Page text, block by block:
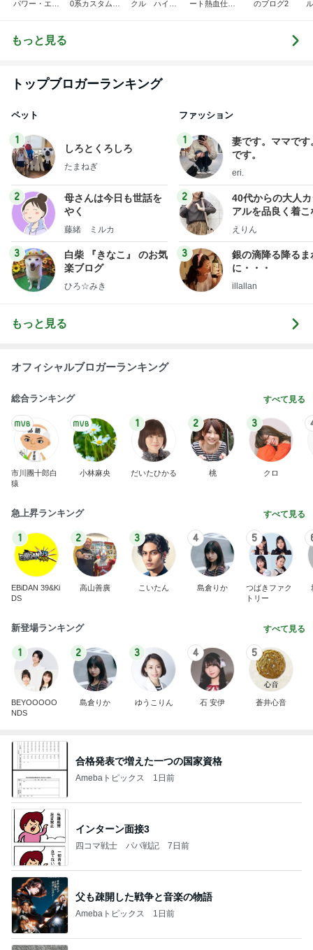
パワー・エチ
0系カスタム車
クル ハイエ
ート熱血仕入
のブログ2
もっと見る
トップブロガーランキング
ペット
1
しろとくろしろ
たまねぎ
2
母さんは今日も世話を
やく
藤緒 ミルカ
3
白柴 『きなこ』 のお気
楽ブログ
ひろ☆みき
ファッション
1
妻です。ママです
です。
eri.
2
40代からの大人
アルを品良く着こ
ファッションブロ
えりん
3
銀の滴降る降るま
に・・・
illallan
もっと見る
オフィシャルブロガーランキング
総合ランキング すべて見る
市川團十郎白
猿
小林麻央
1
だいたひかる
2
桃
3
クロ
急上昇ランキング すべて見る
1
EBiDAN 39&Ki
DS
2
高山善廣
3
こいたん
4
島倉りか
5
つばきファク
トリー
新登場ランキング すべて見る
1
BEYOOOOO
NDS
2
島倉りか
3
ゆうこりん
4
石 安伊
5
蒼井心音
合格発表で増えた一つの国家資格
Amebaトピックス 1日前
インターン面接3
四コマ戦士 パパ戦記 7日前
父も疎開した戦争と音楽の物語
Amebaトピックス 1日前